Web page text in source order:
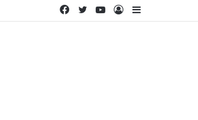
Kenar
Kayıt
YouTube
Twitter
Facebook